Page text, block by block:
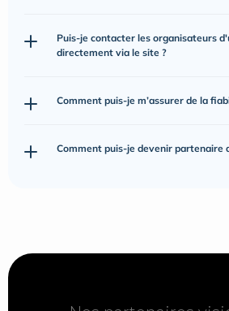
Puis-je contacter les organisateurs
directement via le site ?
Comment puis-je m’assurer de la
Comment puis-je devenir partenaire